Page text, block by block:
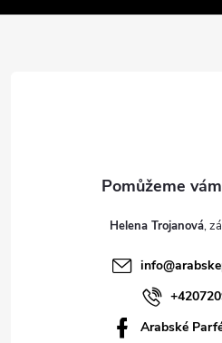
a
Helena Trojanová
info@
Arabské